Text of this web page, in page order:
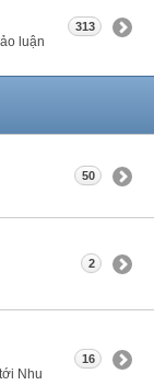
luận
313
50
2
Nhu
16